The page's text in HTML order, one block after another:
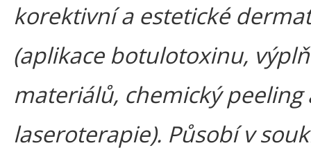
korektivní a estetické
(aplikace botulotoxinu,
materiálů, chemický peeling
laseroterapie). Působí v